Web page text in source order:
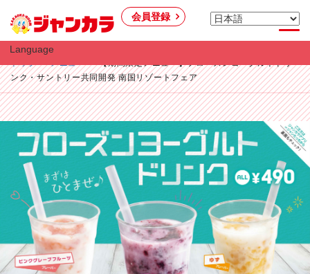
会員登録
Language
ンク・サントリー共同開発 南国リゾートフェア